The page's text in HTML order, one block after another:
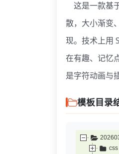
这是一款基
散，大小渐变
现。技术上用
在有趣、记忆
是字符动画与
模板目录
css